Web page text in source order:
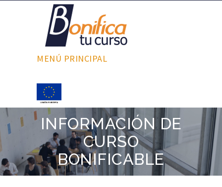
MENÚ PRINCIPAL
INFORMACIÓN DE
CURSO
BONIFICABLE